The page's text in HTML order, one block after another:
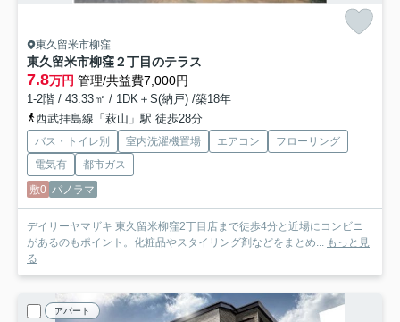
東久留米市柳窪
東久留米市柳窪２丁目のテラス
7.8万円 管理/共益費7,000円
1-2階 / 43.33㎡ / 1DK＋S(納戸) /築18年
西武拝島線「萩山」駅 徒歩28分
バス・トイレ別 室内洗濯機置場 エアコン
フローリング
電気有
都市ガス
敷0 パノラマ
デイリーヤマザキ 東久留米柳窪2丁目店まで徒歩4分と近場にコンビニ
があるのもポイント。化粧品やスタイリング剤などをまとめ...
もっと見
る
アパート